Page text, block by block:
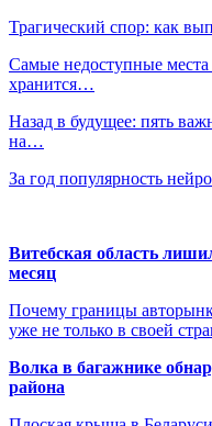
Трагический спор: как
Самые недоступные места
хранится…
Назад в будущее: пять
на…
За год популярность
Витебская область
месяц
Почему границы
уже не только в своей
Волка в багажнике
района